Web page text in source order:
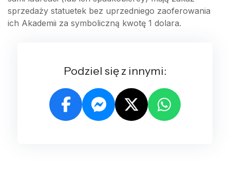
sprzedaży statuetek bez uprzedniego zaoferowania
ich Akademii za symboliczną kwotę 1 dolara.
Podziel się z innymi: